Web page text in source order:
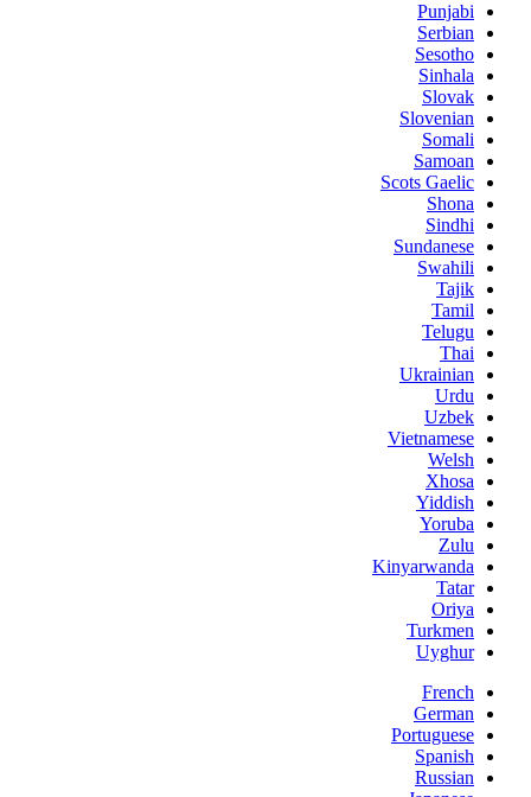
Punjabi
Serbian
Sesotho
Sinhala
Slovak
Slovenian
Somali
Samoan
Scots Gaelic
Shona
Sindhi
Sundanese
Swahili
Tajik
Tamil
Telugu
Thai
Ukrainian
Urdu
Uzbek
Vietnamese
Welsh
Xhosa
Yiddish
Yoruba
Zulu
Kinyarwanda
Tatar
Oriya
Turkmen
Uyghur
French
German
Portuguese
Spanish
Russian